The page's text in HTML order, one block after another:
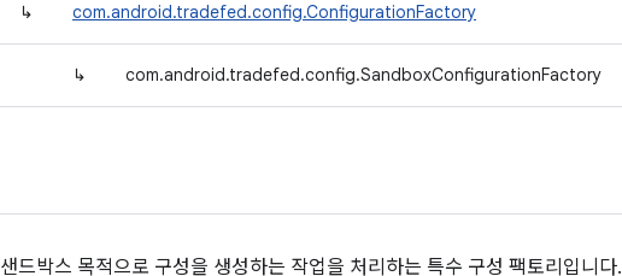
↳ com.android.tradefed.config.ConfigurationFactory
↳ com.android.tradefed.config.SandboxConfigurationFactory
샌드박스 목적으로 구성을 생성하는 작업을 처리하는 특수 구성 팩토리입니다.